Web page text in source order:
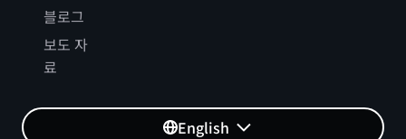
블로그
보도 자
료
English